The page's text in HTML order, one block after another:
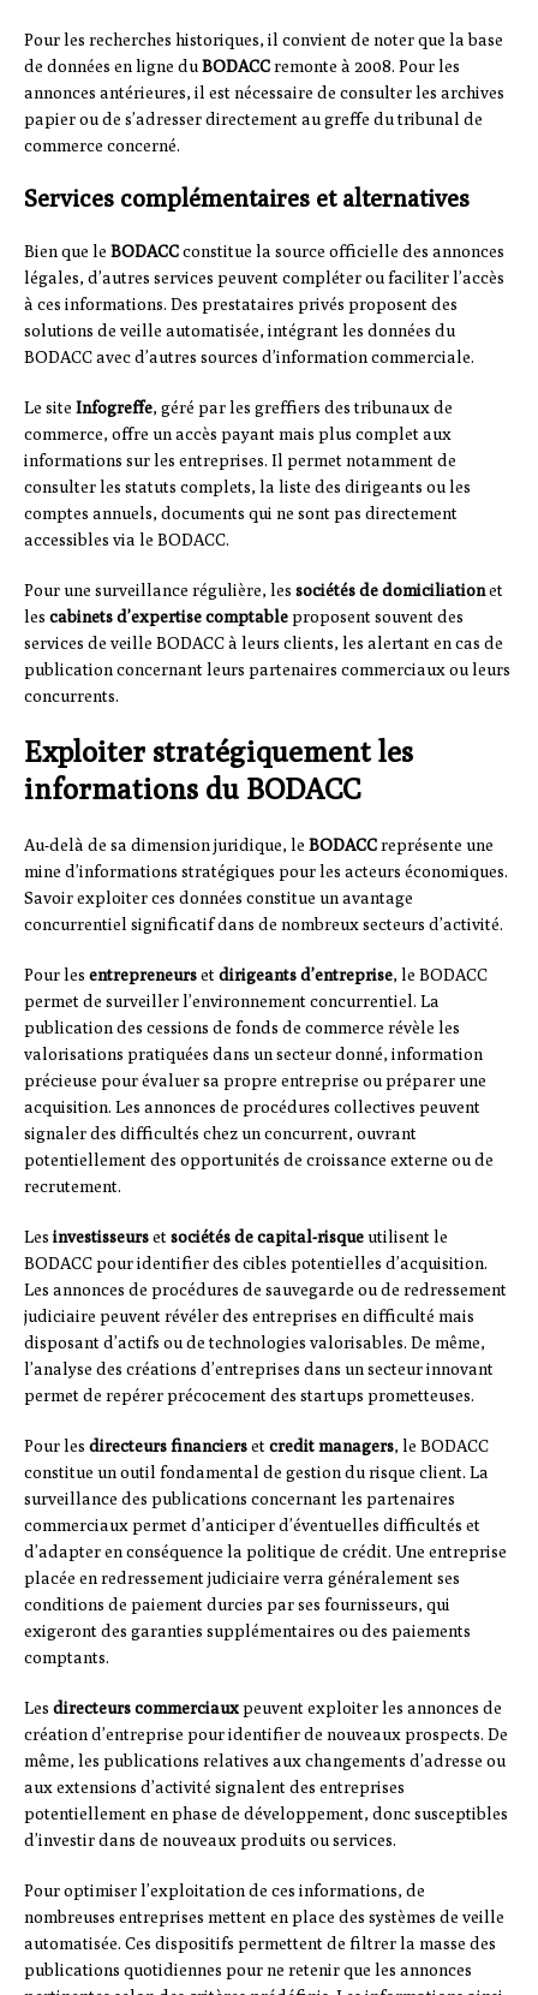
Pour les recherches historiques, il convient de noter que la base
de données en ligne duBODACCremonte à 2008. Pour les
annonces antérieures, il est nécessaire de consulter les archives
papier ou de s’adresser directement au greffe du tribunal de
commerce concerné.
Services complémentaires et alternatives
Bien que le BODACCconstitue la source officielle des annonces
légales, d’autres services peuvent compléter ou faciliter l’accès
à ces informations. Des prestataires privés proposent des
solutions de veille automatisée, intégrant les données du
BODACC avec d’autres sources d’information commerciale.
Le site Infogreffe, géré par les greffiers des tribunaux de
commerce, offre un accès payant mais plus complet aux
informations sur les entreprises. Il permet notamment de
consulter les statuts complets, la liste des dirigeants ou les
comptes annuels, documents qui ne sont pas directement
accessibles via le BODACC.
Pour une surveillance régulière, les sociétés de domiciliationet
les cabinets d’expertise comptableproposent souvent des
services de veille BODACC à leurs clients, les alertant en cas de
publication concernant leurs partenaires commerciaux ou leurs
concurrents.
Exploiter stratégiquement les
informations du BODACC
Au-delà de sa dimension juridique, le BODACCreprésente une
mine d’informations stratégiques pour les acteurs économiques.
Savoir exploiter ces données constitue un avantage
concurrentiel significatif dans de nombreux secteurs d’activité.
Pour les entrepreneursetdirigeants d’entreprise, le BODACC
permet de surveiller l’environnement concurrentiel. La
publication des cessions de fonds de commerce révèle les
valorisations pratiquées dans un secteur donné, information
précieuse pour évaluer sa propre entreprise ou préparer une
acquisition. Les annonces de procédures collectives peuvent
signaler des difficultés chez un concurrent, ouvrant
potentiellement des opportunités de croissance externe ou de
recrutement.
Les investisseursetsociétés de capital-risqueutilisent le
BODACC pour identifier des cibles potentielles d’acquisition.
Les annonces de procédures de sauvegarde ou de redressement
judiciaire peuvent révéler des entreprises en difficulté mais
disposant d’actifs ou de technologies valorisables. De même,
l’analyse des créations d’entreprises dans un secteur innovant
permet de repérer précocement des startups prometteuses.
Pour les directeurs financiersetcredit managers, le BODACC
constitue un outil fondamental de gestion du risque client. La
surveillance des publications concernant les partenaires
commerciaux permet d’anticiper d’éventuelles difficultés et
d’adapter en conséquence la politique de crédit. Une entreprise
placée en redressement judiciaire verra généralement ses
conditions de paiement durcies par ses fournisseurs, qui
exigeront des garanties supplémentaires ou des paiements
comptants.
Les directeurs commerciauxpeuvent exploiter les annonces de
création d’entreprise pour identifier de nouveaux prospects. De
même, les publications relatives aux changements d’adresse ou
aux extensions d’activité signalent des entreprises
potentiellement en phase de développement, donc susceptibles
d’investir dans de nouveaux produits ou services.
Pour optimiser l’exploitation de ces informations, de
nombreuses entreprises mettent en place des systèmes de veille
automatisée. Ces dispositifs permettent de filtrer la masse des
publications quotidiennes pour ne retenir que les annonces